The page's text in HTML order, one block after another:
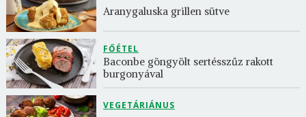
Aranygaluska grillen sütve
FŐÉTEL
Baconbe göngyölt sertésszűz rakott
burgonyával
VEGETÁRIÁNUS